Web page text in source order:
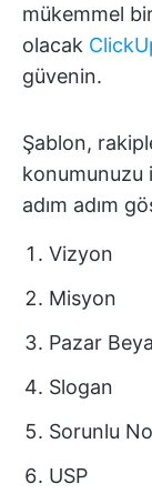
mükemmel
olacak
güvenin.
Şablon,
konumunuzu
adım adım
Vizyon
Misyon
Pazar
Slogan
Sorunlu
USP